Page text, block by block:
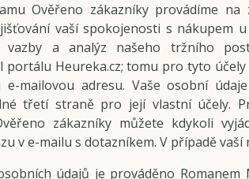
Ověřeno zákazníky provádíme
vaší spokojenosti s nákupem
vazby a analýz našeho tržního
portálu Heureka.cz; tomu pro tyto
e-mailovou adresu. Vaše osobní
třetí straně pro její vlastní účely.
zákazníky můžete kdykoli
v e-mailu s dotazníkem. V případě
údajů je prováděno